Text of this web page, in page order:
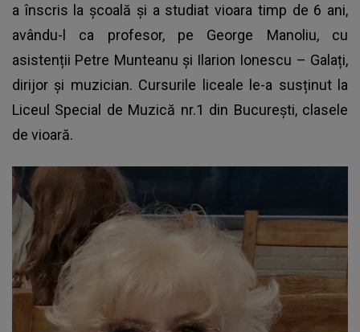
a înscris la școală și a studiat vioara timp de 6 ani,
avându-l ca profesor, pe George Manoliu, cu
asistenții Petre Munteanu și Ilarion Ionescu – Galați,
dirijor și muzician. Cursurile liceale le-a susținut la
Liceul Special de Muzică nr.1 din București, clasele
de vioară.